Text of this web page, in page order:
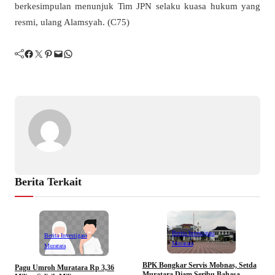
berkesimpulan menunjuk Tim JPN selaku kuasa hukum yang
resmi, ulang Alamsyah. (C75)
Facebook Twitter Pinterest Mail WhatsApp
Berita Terkait
Berita Investigasi
Muratara
Pagu Umroh Muratara Rp 3,36
Berita Investigasi
Muratara
BPK Bongkar Servis Mobnas, Setda